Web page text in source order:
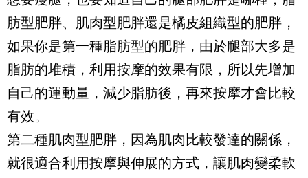
肪型肥胖、肌肉型肥胖還是橘皮組織型的肥胖，
如果你是第一種脂肪型的肥胖，由於腿部大多是
脂肪的堆積，利用按摩的效果有限，所以先增加
自己的運動量，減少脂肪後，再來按摩才會比較
有效。
第二種肌肉型肥胖，因為肌肉比較發達的關係，
就很適合利用按摩與伸展的方式，讓肌肉變柔軟